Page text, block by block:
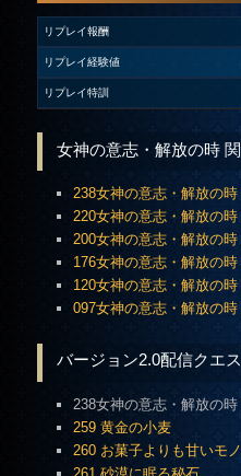
リプレイ報酬
リプレイ経験値
リプレイ特訓
女神の意志・解放の時
238女神の意志・解放の
220女神の意志・解放の
200女神の意志・解放の
176女神の意志・解放の
120女神の意志・解放の
097女神の意志・解放の
バージョン2.0配信クエ
238女神の意志・解放の
259 黄金の小麦
260 お菓子よりも甘いモノ